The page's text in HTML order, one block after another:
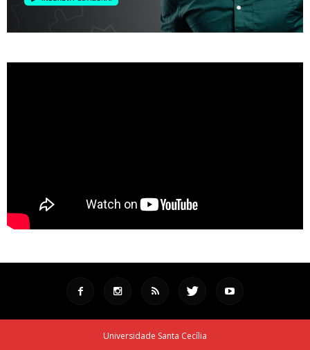
Universidade Santa Cecília